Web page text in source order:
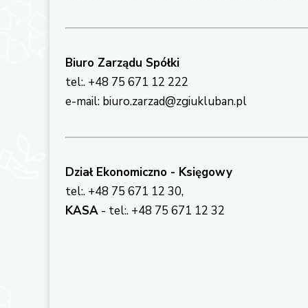
Biuro Zarządu Spółki
tel:. +48 75 671 12 222
e-mail: biuro.zarzad@zgiukluban.pl
Dział Ekonomiczno - Księgowy
tel:. +48 75 671 12 30,
KASA - tel:. +48 75 671 12 32